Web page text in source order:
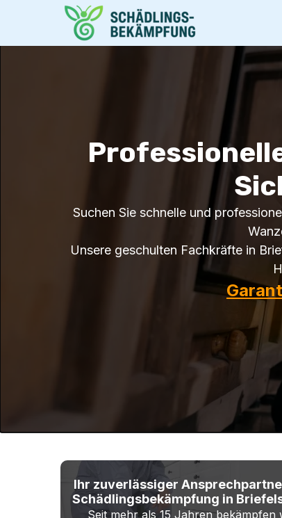
Suchen Sie schnelle und
Unsere geschulten Fachkräfte in
Ihr zuverlässiger
Schädlingsbekämpfung in
Seit mehr als 15 Jahren bekämpfen